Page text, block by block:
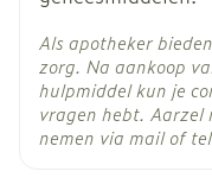
Als apotheker
zorg. Na aankoop
hulpmiddel kun je
vragen hebt. Aarzel
nemen via mail of